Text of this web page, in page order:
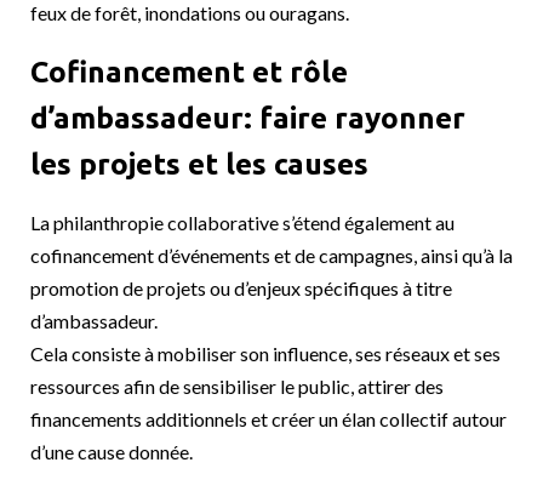
feux de forêt, inondations ou ouragans.
Cofinancement et rôle
d’ambassadeur: faire rayonner
les projets et les causes
La philanthropie collaborative s’étend également au
cofinancement d’événements et de campagnes, ainsi qu’à la
promotion de projets ou d’enjeux spécifiques à titre
d’ambassadeur.
Cela consiste à mobiliser son influence, ses réseaux et ses
ressources afin de sensibiliser le public, attirer des
financements additionnels et créer un élan collectif autour
d’une cause donnée.